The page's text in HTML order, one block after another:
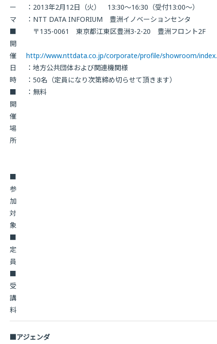
ー
マ
■
開
催
日
時
■
開
催
場
所
■
参
加
対
象
■
定
員
■
受
講
料
：2013年2月12日（火） 13:30〜16:30（受付13:00〜）
：NTT DATA INFORIUM 豊洲イノベーションセンタ
〒135-0061 東京都江東区豊洲3-2-20 豊洲フロント2F
http://www.nttdata.co.jp/corporate/profile/showroom/
：地方公共団体および関連機関様
：50名（定員になり次第締め切らせて頂きます）
：無料
■アジェンダ